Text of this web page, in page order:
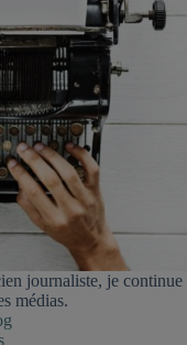
journaliste, je continue
médias.